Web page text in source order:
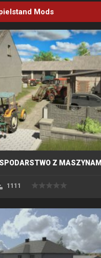
Mods
Z MASZYNAMI
1111